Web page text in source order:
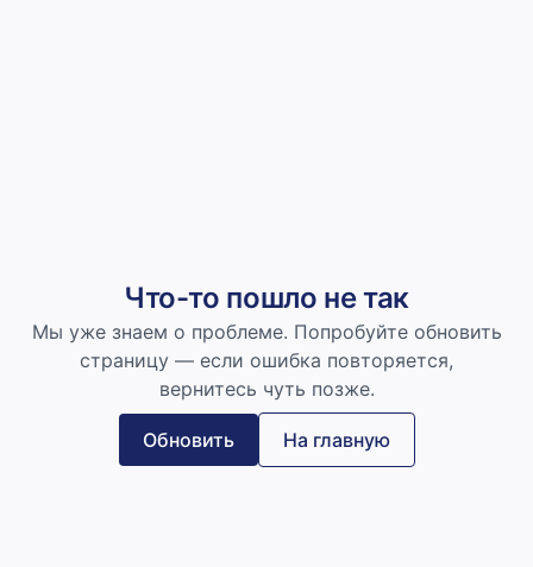
Что-то пошло не так
Мы уже знаем о проблеме. Попробуйте обновить
страницу — если ошибка повторяется,
вернитесь чуть позже.
Обновить На главную